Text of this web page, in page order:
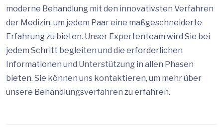
moderne Behandlung mit den innovativsten Verfahren
der Medizin, um jedem Paar eine maßgeschneiderte
Erfahrung zu bieten. Unser Expertenteam wird Sie bei
jedem Schritt begleiten und die erforderlichen
Informationen und Unterstützung in allen Phasen
bieten. Sie können uns kontaktieren, um mehr über
unsere Behandlungsverfahren zu erfahren.